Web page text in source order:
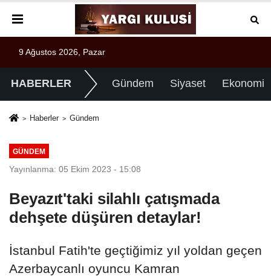
9 Ağustos 2026, Pazar
HABERLER Gündem Siyaset Ekonomi
Haberler Gündem
GÜNDEM
Yayınlanma: 05 Ekim 2023 - 15:08
Beyazıt'taki silahlı çatışmada
dehşete düşüren detaylar!
İstanbul Fatih'te geçtiğimiz yıl yoldan geçen
Azerbaycanlı oyuncu Kamran